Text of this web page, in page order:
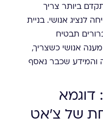
ביותר צריך
לנציג אנושי. בניית
תבטיח
אנושי כשצריך,
והמידע שכבר נאסף
של צ'אט